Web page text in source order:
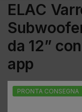
ELAC
da 12”
app
PRONTA CONSEGNA